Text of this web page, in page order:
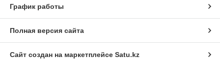
График работы
Полная версия сайта
Сайт создан на маркетплейсе Satu.kz